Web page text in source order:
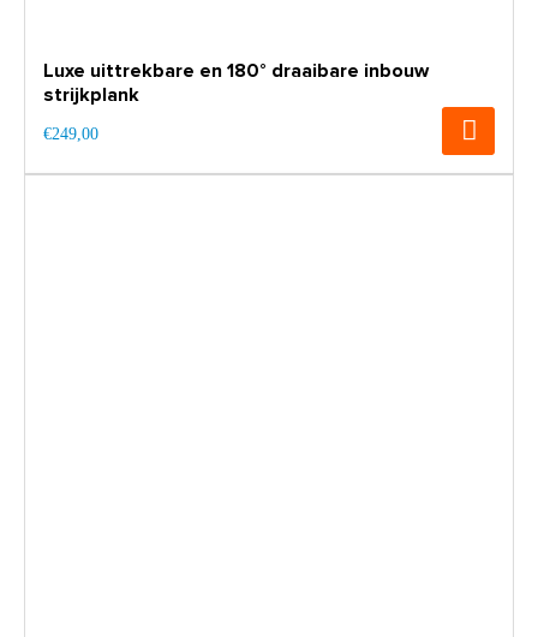
Luxe uittrekbare en 180° draaibare inbouw
strijkplank
€249,00